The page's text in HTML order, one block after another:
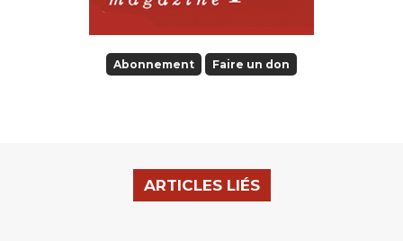
Abonnement Faire un don
ARTICLES LIÉS